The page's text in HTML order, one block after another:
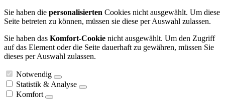
Sie haben die personalisierten Cookies nicht ausgewählt. Um diese
Seite betreten zu können, müssen sie diese per Auswahl zulassen.
Sie haben das Komfort-Cookie nicht ausgewählt. Um den Zugriff
auf das Element oder die Seite dauerhaft zu gewähren, müssen Sie
dieses per Auswahl zulassen.
Notwendig
Statistik & Analyse
Komfort